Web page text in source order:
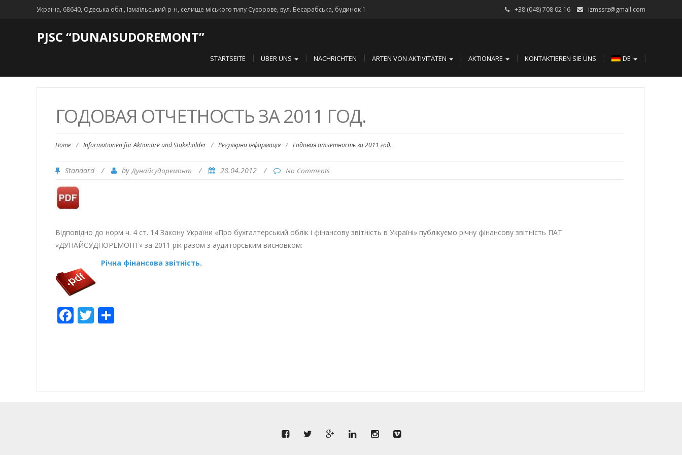
Україна, 68640, Одеська обл., Ізмаїльський р-н, селище міського типу Суворове, вул. Бесарабська, будинок 1 +38 (048) 708 02 16 izmssrz@gmail.com
PJSC “DUNAISUDOREMONT”
STARTSEITE ÜBER UNS NACHRICHTEN ARTEN VON AKTIVITÄTEN AKTIONÄRE KONTAKTIEREN SIE UNS DE
ГОДОВАЯ ОТЧЕТНОСТЬ ЗА 2011 ГОД.
Home / Informationen für Aktionäre und Stakeholder / Регулярна інформація / Годовая отчетность за 2011 год.
Standard / byДунайсудоремонт / 28.04.2012 / No Comments
Відповідно до норм ч. 4 ст. 14 Закону України «Про бухгалтерський облік і фінансову звітність в Україні» публікуємо річну фінансову звітність ПАТ
«ДУНАЙСУДНОРЕМОНТ» за 2011 рік разом з аудиторським висновком:
Річна фінансова звітність.
Facebook
Twitter
Empfehlen